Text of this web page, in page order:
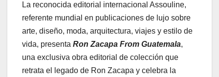
La reconocida editorial internacional Assouline,
referente mundial en publicaciones de lujo sobre
arte, diseño, moda, arquitectura, viajes y estilo de
vida, presenta Ron Zacapa From Guatemala,
una exclusiva obra editorial de colección que
retrata el legado de Ron Zacapa y celebra la